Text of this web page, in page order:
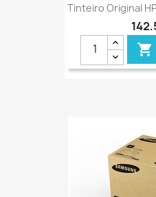
Tinteiro Original
